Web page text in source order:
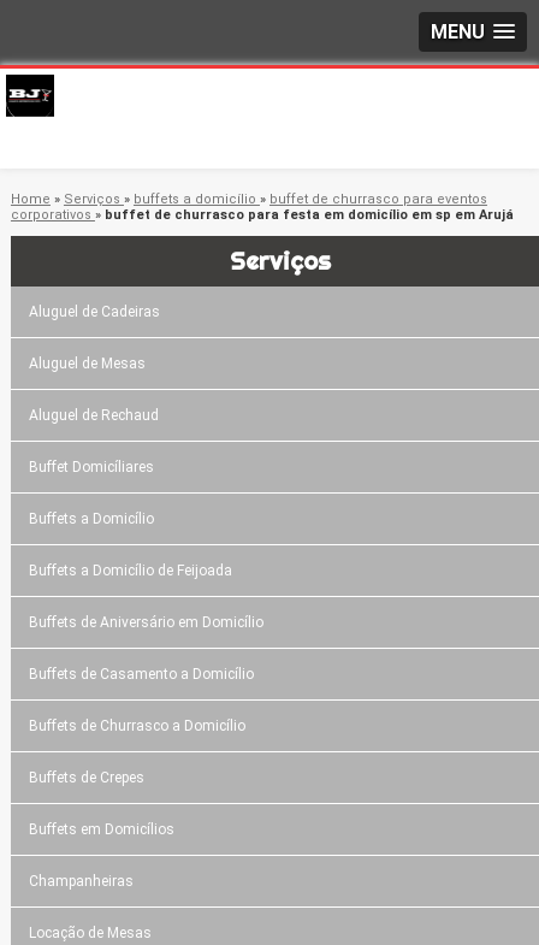
MENU
Home » Serviços » buffets a domicílio » buffet de churrasco para eventos
corporativos » buffet de churrasco para festa em domicílio em sp em Arujá
Serviços
Aluguel de Cadeiras
Aluguel de Mesas
Aluguel de Rechaud
Buffet Domicíliares
Buffets a Domicílio
Buffets a Domicílio de Feijoada
Buffets de Aniversário em Domicílio
Buffets de Casamento a Domicílio
Buffets de Churrasco a Domicílio
Buffets de Crepes
Buffets em Domicílios
Champanheiras
Locação de Mesas